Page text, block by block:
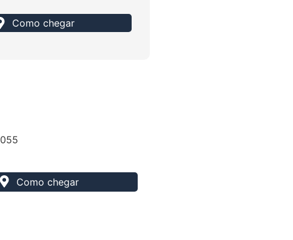
Como chegar
Como chegar